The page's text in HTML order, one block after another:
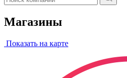
Магазины
Показать на карте